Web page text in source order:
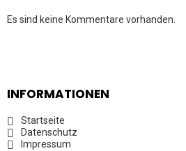
Es sind keine Kommentare vorhanden.
INFORMATIONEN
Startseite
Datenschutz
Impressum